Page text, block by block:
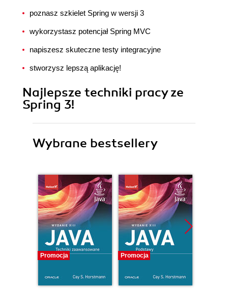
poznasz szkielet Spring w wersji 3
wykorzystasz potencjał Spring MVC
napiszesz skuteczne testy integracyjne
stworzysz lepszą aplikację!
Najlepsze techniki pracy ze
Spring 3!
Wybrane bestsellery
Promocja Promocja